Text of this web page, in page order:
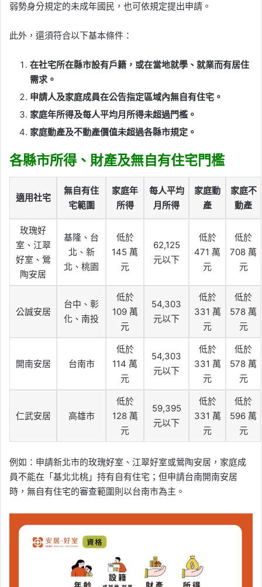
弱勢身分規定的未成年國民，也可依規定提出申請。
此外，還須符合以下基本條件：
在社宅所在縣市設有戶籍，或在當地就學、就業而有居住
需求。
申請人及家庭成員在公告指定區域內無自有住宅。
家庭年所得及每人平均月所得未超過門檻。
家庭動產及不動產價值未超過各縣市規定。
各縣市所得、財產及無自有住宅門檻
適用社宅
無自有住
宅範圍
家庭年
所得
每人平均
月所得
家庭動
產
家庭不
動產
玫瑰好
室、江翠
好室、鶯
陶安居
基隆、台
北、新
北、桃園
低於
145 萬
元
62,125
元以下
低於
471 萬
元
低於
708 萬
元
公誠安居
台中、彰
化、南投
低於
109 萬
元
54,303
元以下
低於
331 萬
元
低於
578 萬
元
開南安居 台南市
低於
114 萬
元
54,303
元以下
低於
331 萬
元
低於
578 萬
元
仁武安居 高雄市
低於
128 萬
元
59,395
元以下
低於
331 萬
元
低於
596 萬
元
例如：申請新北市的玫瑰好室、江翠好室或鶯陶安居，家庭成
員不能在「基北北桃」持有自有住宅；但申請台南開南安居
時，無自有住宅的審查範圍則以台南市為主。